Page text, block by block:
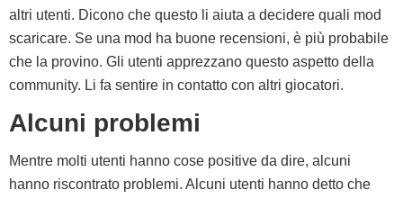
altri utenti. Dicono che questo li aiuta a decidere quali mod
scaricare. Se una mod ha buone recensioni, è più probabile
che la provino. Gli utenti apprezzano questo aspetto della
community. Li fa sentire in contatto con altri giocatori.
Alcuni problemi
Mentre molti utenti hanno cose positive da dire, alcuni
hanno riscontrato problemi. Alcuni utenti hanno detto che